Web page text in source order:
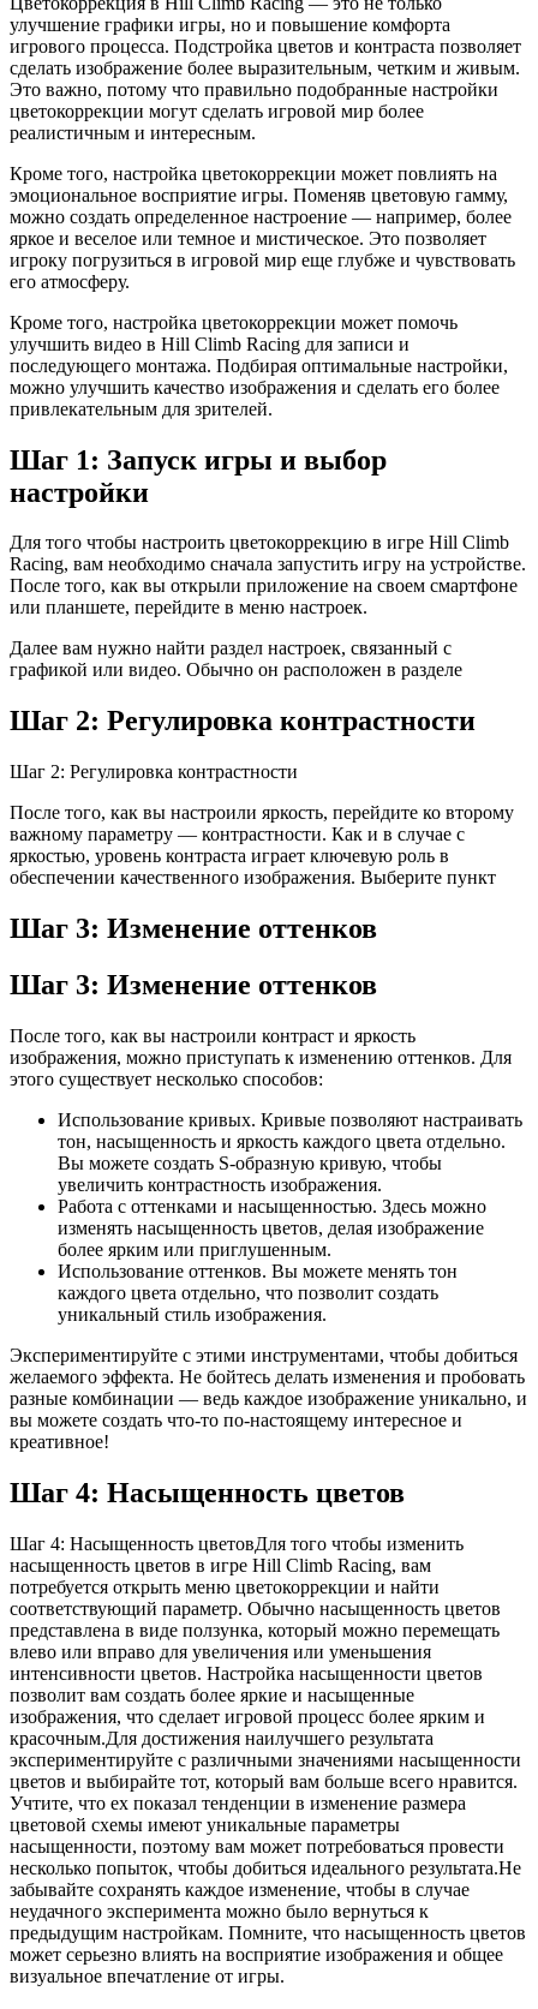
улучшение графики игры, но и повышение комфорта
игрового процесса. Подстройка цветов и контраста позволяет
сделать изображение более выразительным, четким и живым.
Это важно, потому что правильно подобранные настройки
цветокоррекции могут сделать игровой мир более
реалистичным и интересным.
Кроме того, настройка цветокоррекции может повлиять на
эмоциональное восприятие игры. Поменяв цветовую гамму,
можно создать определенное настроение — например, более
яркое и веселое или темное и мистическое. Это позволяет
игроку погрузиться в игровой мир еще глубже и чувствовать
его атмосферу.
Кроме того, настройка цветокоррекции может помочь
улучшить видео в Hill Climb Racing для записи и
последующего монтажа. Подбирая оптимальные настройки,
можно улучшить качество изображения и сделать его более
привлекательным для зрителей.
Шаг 1: Запуск игры и выбор
настройки
Для того чтобы настроить цветокоррекцию в игре Hill Climb
Racing, вам необходимо сначала запустить игру на устройстве.
После того, как вы открыли приложение на своем смартфоне
или планшете, перейдите в меню настроек.
Далее вам нужно найти раздел настроек, связанный с
графикой или видео. Обычно он расположен в разделе
Шаг 2: Регулировка контрастности
Шаг 2: Регулировка контрастности
После того, как вы настроили яркость, перейдите ко второму
важному параметру — контрастности. Как и в случае с
яркостью, уровень контраста играет ключевую роль в
обеспечении качественного изображения. Выберите пункт
Шаг 3: Изменение оттенков
Шаг 3: Изменение оттенков
После того, как вы настроили контраст и яркость
изображения, можно приступать к изменению оттенков. Для
этого существует несколько способов:
Использование кривых. Кривые позволяют настраивать
тон, насыщенность и яркость каждого цвета отдельно.
Вы можете создать S-образную кривую, чтобы
увеличить контрастность изображения.
Работа с оттенками и насыщенностью. Здесь можно
изменять насыщенность цветов, делая изображение
более ярким или приглушенным.
Использование оттенков. Вы можете менять тон
каждого цвета отдельно, что позволит создать
уникальный стиль изображения.
Экспериментируйте с этими инструментами, чтобы добиться
желаемого эффекта. Не бойтесь делать изменения и пробовать
разные комбинации — ведь каждое изображение уникально, и
вы можете создать что-то по-настоящему интересное и
креативное!
Шаг 4: Насыщенность цветов
Шаг 4: Насыщенность цветовДля того чтобы изменить
насыщенность цветов в игре Hill Climb Racing, вам
потребуется открыть меню цветокоррекции и найти
соответствующий параметр. Обычно насыщенность цветов
представлена в виде ползунка, который можно перемещать
влево или вправо для увеличения или уменьшения
интенсивности цветов. Настройка насыщенности цветов
позволит вам создать более яркие и насыщенные
изображения, что сделает игровой процесс более ярким и
красочным.Для достижения наилучшего результата
экспериментируйте с различными значениями насыщенности
цветов и выбирайте тот, который вам больше всего нравится.
Учтите, что ex показал тенденции в изменение размера
цветовой схемы имеют уникальные параметры
насыщенности, поэтому вам может потребоваться провести
несколько попыток, чтобы добиться идеального результата.Не
забывайте сохранять каждое изменение, чтобы в случае
неудачного эксперимента можно было вернуться к
предыдущим настройкам. Помните, что насыщенность цветов
может серьезно влиять на восприятие изображения и общее
визуальное впечатление от игры.